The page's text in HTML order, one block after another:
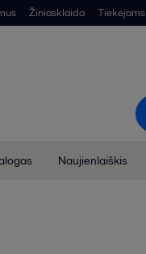
Žiniasklaida Tiekėjams
Naujienlaiškis